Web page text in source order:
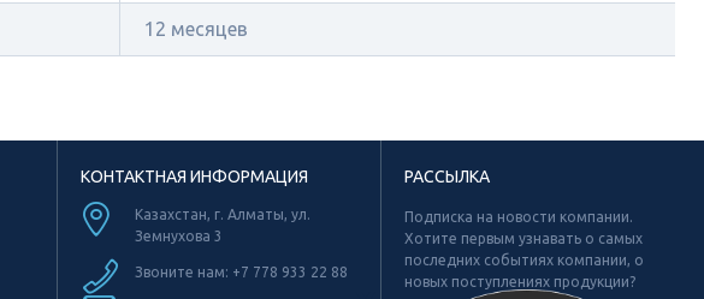
12 месяцев
КОНТАКТНАЯ ИНФОРМАЦИЯ
Казахстан, г. Алматы, ул.
Земнухова 3
Звоните нам: +7 778 933 22 88
РАССЫЛКА
Подписка на новости компании.
Хотите первым узнавать о самых
последних событиях компании, о
новых поступлениях продукции?